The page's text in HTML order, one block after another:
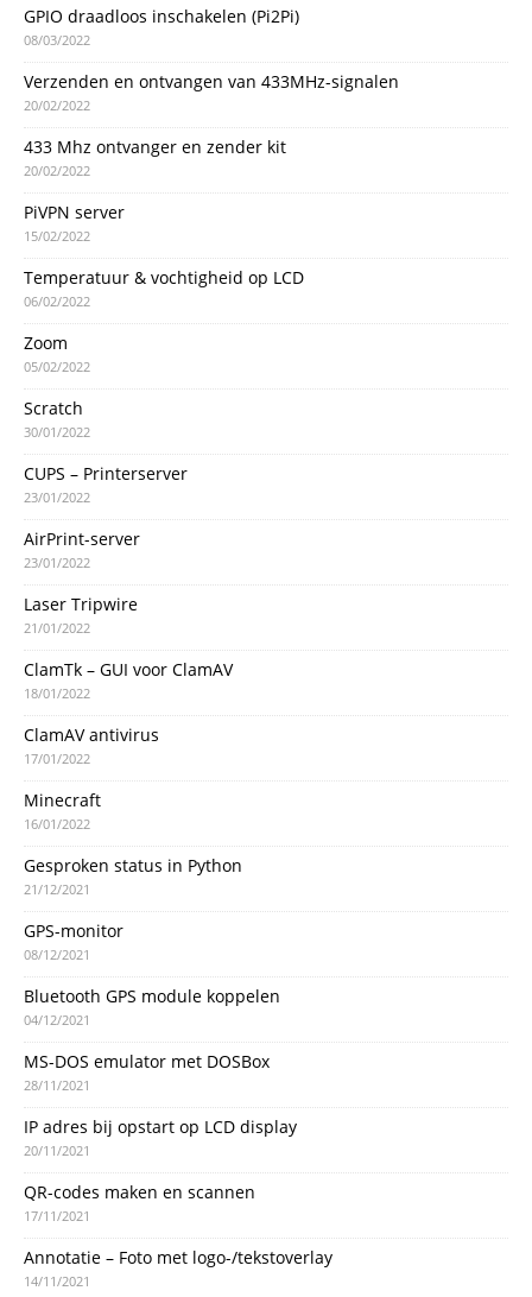
GPIO draadloos inschakelen (Pi2Pi)
08/03/2022
Verzenden en ontvangen van 433MHz-signalen
20/02/2022
433 Mhz ontvanger en zender kit
20/02/2022
PiVPN server
15/02/2022
Temperatuur & vochtigheid op LCD
06/02/2022
Zoom
05/02/2022
Scratch
30/01/2022
CUPS – Printerserver
23/01/2022
AirPrint-server
23/01/2022
Laser Tripwire
21/01/2022
ClamTk – GUI voor ClamAV
18/01/2022
ClamAV antivirus
17/01/2022
Minecraft
16/01/2022
Gesproken status in Python
21/12/2021
GPS-monitor
08/12/2021
Bluetooth GPS module koppelen
04/12/2021
MS-DOS emulator met DOSBox
28/11/2021
IP adres bij opstart op LCD display
20/11/2021
QR-codes maken en scannen
17/11/2021
Annotatie – Foto met logo-/tekstoverlay
14/11/2021